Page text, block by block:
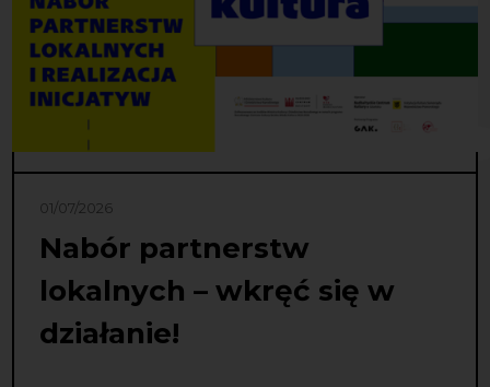
01/07/2026
Nabór partnerstw
lokalnych – wkręć się w
działanie!